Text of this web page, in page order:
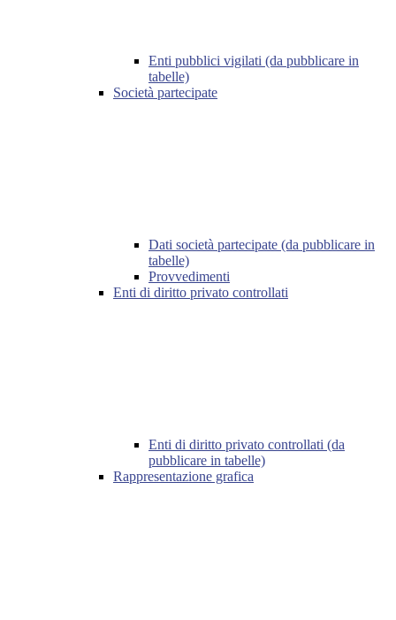
Enti pubblici vigilati (da pubblicare in
tabelle)
Società partecipate
Dati società partecipate (da pubblicare in
tabelle)
Provvedimenti
Enti di diritto privato controllati
Enti di diritto privato controllati (da
pubblicare in tabelle)
Rappresentazione grafica